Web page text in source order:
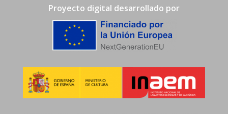
Proyecto digital desarrollado por